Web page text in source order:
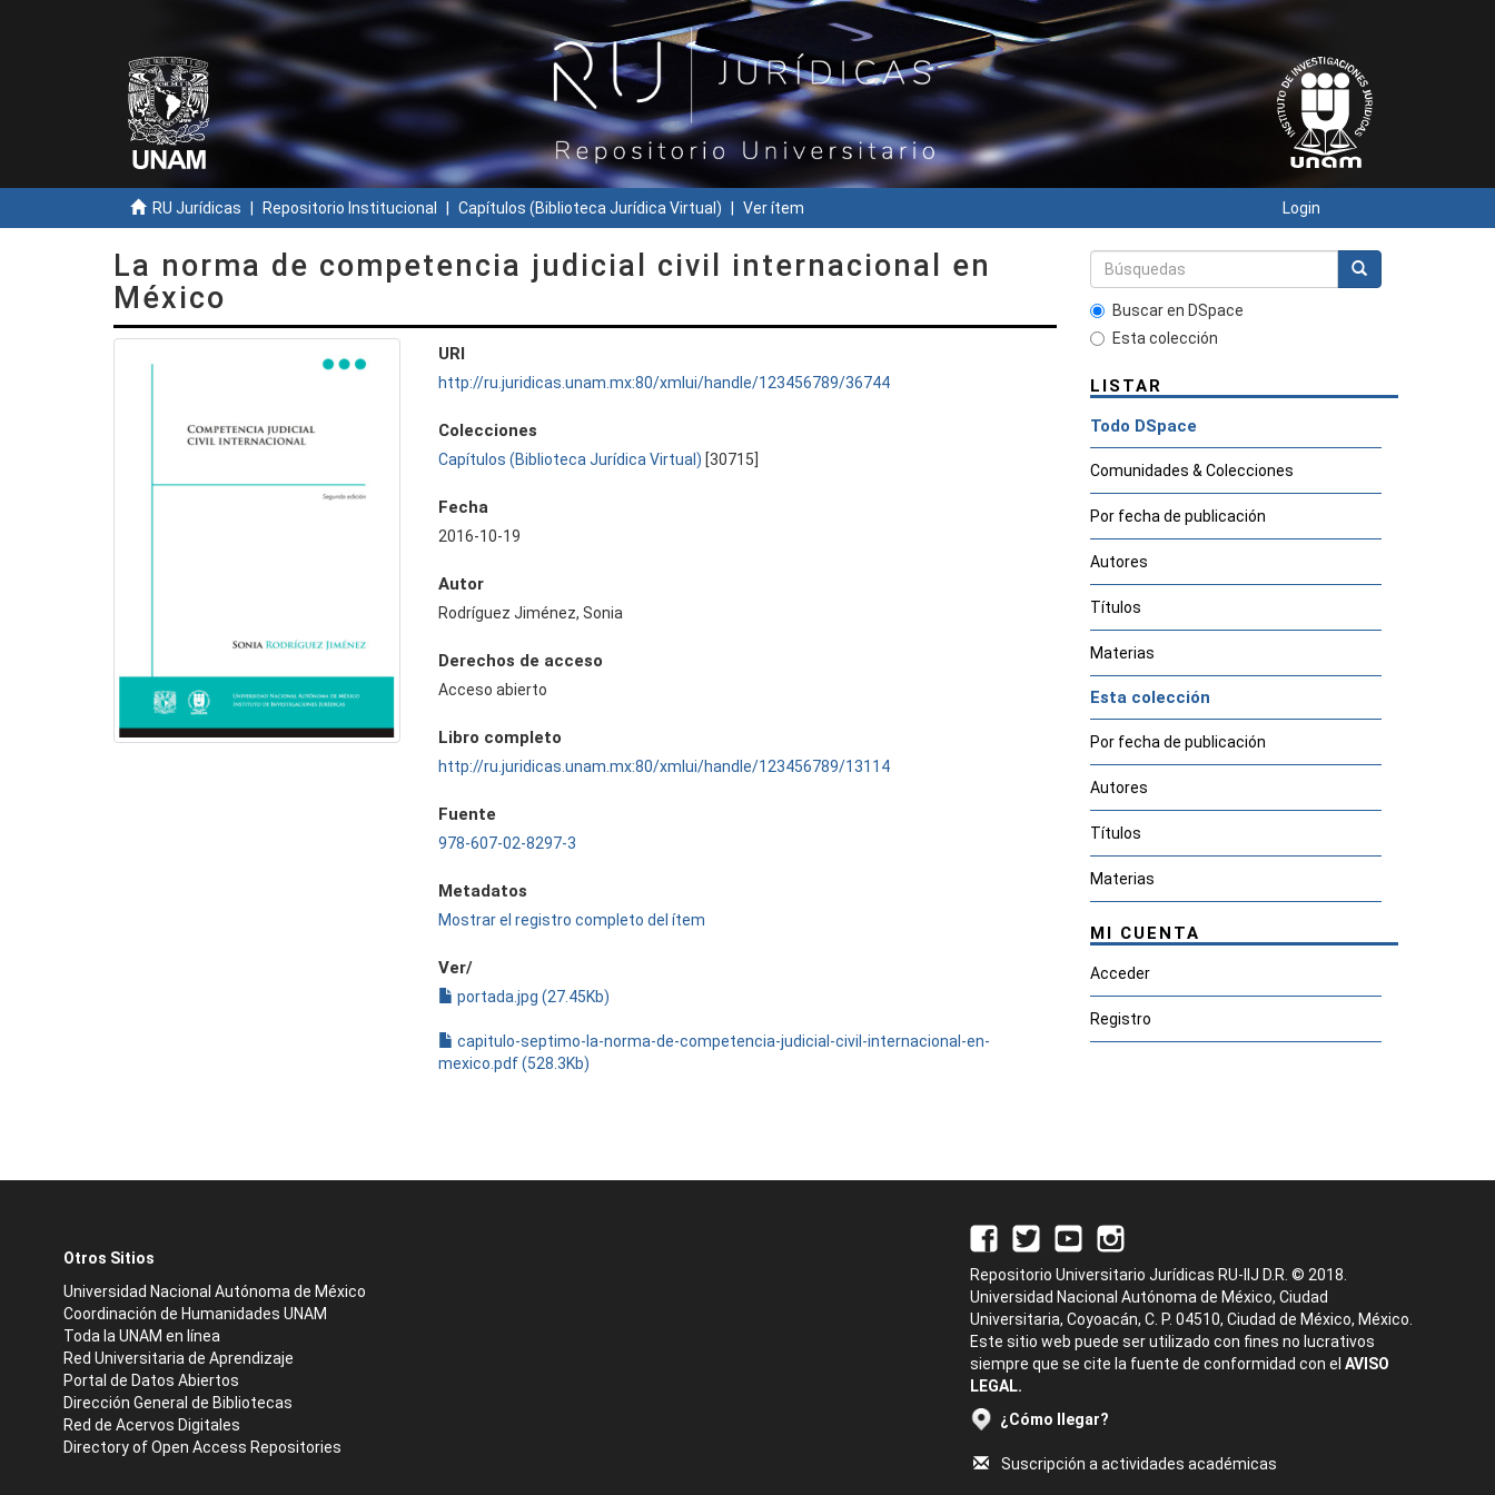
RU Jurídicas Repositorio Institucional Capítulos (Biblioteca Jurídica Virtual) Ver ítem Login
La norma de competencia judicial civil internacional en
México
URI
http://ru.juridicas.unam.mx:80/xmlui/handle/123456789/36744
Colecciones
Capítulos (Biblioteca Jurídica Virtual) [30715]
Fecha
2016-10-19
Autor
Rodríguez Jiménez, Sonia
Derechos de acceso
Acceso abierto
Libro completo
http://ru.juridicas.unam.mx:80/xmlui/handle/123456789/13114
Fuente
978-607-02-8297-3
Metadatos
Mostrar el registro completo del ítem
Ver/
portada.jpg (27.45Kb)
capitulo-septimo-la-norma-de-competencia-judicial-civil-internacional-en-
mexico.pdf (528.3Kb)
Buscar en DSpace
Esta colección
LISTAR
Todo DSpace
Comunidades & Colecciones
Por fecha de publicación
Autores
Títulos
Materias
Esta colección
Por fecha de publicación
Autores
Títulos
Materias
MI CUENTA
Acceder
Registro
Otros Sitios
Universidad Nacional Autónoma de México
Coordinación de Humanidades UNAM
Toda la UNAM en línea
Red Universitaria de Aprendizaje
Portal de Datos Abiertos
Dirección General de Bibliotecas
Red de Acervos Digitales
Directory of Open Access Repositories
Repositorio Universitario Jurídicas RU-IIJ D.R. © 2018.
Universidad Nacional Autónoma de México, Ciudad
Universitaria, Coyoacán, C. P. 04510, Ciudad de México, México.
Este sitio web puede ser utilizado con fines no lucrativos
siempre que se cite la fuente de conformidad con el AVISO
LEGAL.
¿Cómo llegar?
Suscripción a actividades académicas